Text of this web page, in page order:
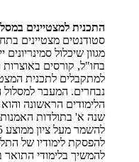
התכנית למצטיינים
סטודנטים מצטיינים
מגוון שיכלול
בחו"ל, קורסים באוצרות
למתקבלים לתכנית
נבחרים. המעבר למסלול
שנה א' בתולדות
להפסקת לימודיו של
להמשיך בלימודי התואר